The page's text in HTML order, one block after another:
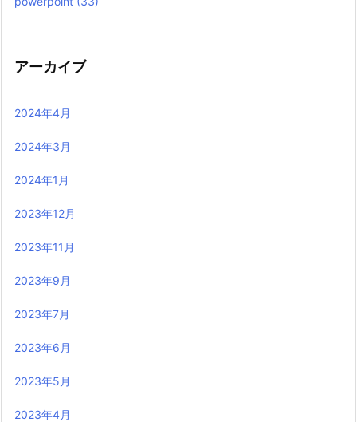
アーカイブ
2024年4月
2024年3月
2024年1月
2023年12月
2023年11月
2023年9月
2023年7月
2023年6月
2023年5月
2023年4月